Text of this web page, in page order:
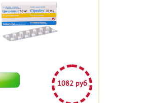
1082 руб